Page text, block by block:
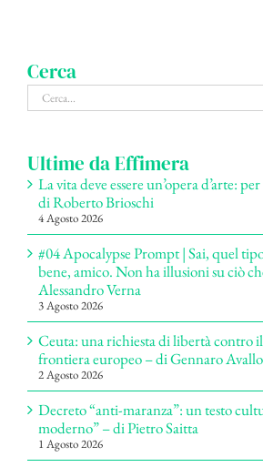
Cerca
Cerca
per:
Ultime da Effimera
La vita deve essere un’opera d’arte:
di Roberto Brioschi
4 Agosto 2026
#04 Apocalypse Prompt | Sai, quel
bene, amico. Non ha illusioni su ciò
Alessandro Verna
3 Agosto 2026
Ceuta: una richiesta di libertà contro
frontiera europeo – di Gennaro
2 Agosto 2026
Decreto “anti-maranza”: un testo
moderno” – di Pietro Saitta
1 Agosto 2026